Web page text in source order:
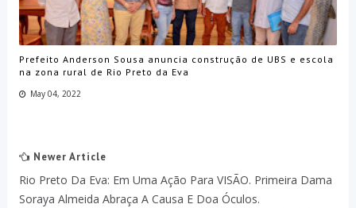
Prefeito Anderson Sousa anuncia construção de UBS e escola
na zona rural de Rio Preto da Eva
May 04, 2022
Newer Article
Rio Preto Da Eva: Em Uma Ação Para VISÃO. Primeira Dama
Soraya Almeida Abraça A Causa E Doa Óculos.